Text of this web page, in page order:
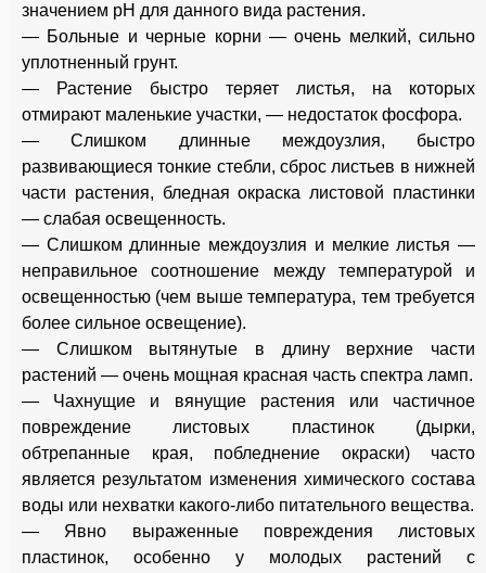
значением рН для данного вида растения.
— Больные и черные корни — очень мелкий, сильно
уплотненный грунт.
— Растение быстро теряет листья, на которых
отмирают маленькие участки, — недостаток фосфора.
— Слишком длинные междоузлия, быстро
развивающиеся тонкие стебли, сброс листьев в нижней
части растения, бледная окраска листовой пластинки
— слабая освещенность.
— Слишком длинные междоузлия и мелкие листья —
неправильное соотношение между температурой и
освещенностью (чем выше температура, тем требуется
более сильное освещение).
— Слишком вытянутые в длину верхние части
растений — очень мощная красная часть спектра ламп.
— Чахнущие и вянущие растения или частичное
повреждение листовых пластинок (дырки,
обтрепанные края, побледнение окраски) часто
является результатом изменения химического состава
воды или нехватки какого-либо питательного вещества.
— Явно выраженные повреждения листовых
пластинок, особенно у молодых растений с